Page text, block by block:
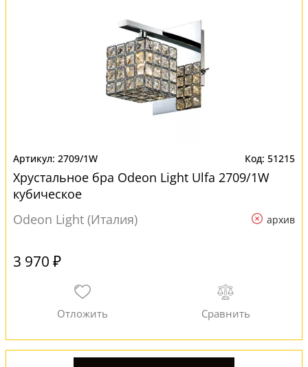
2709/1W 51215
Хрустальное бра Odeon Light Ulfa 2709/1W
кубическое
Odeon Light (Италия)
архив
3 970 ₽